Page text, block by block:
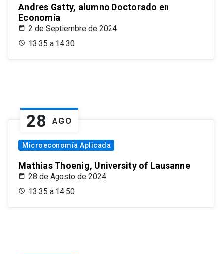
Andres Gatty, alumno Doctorado en
Economía
2 de Septiembre de 2024
13:35 a 14:30
28 AGO
Microeconomía Aplicada
Mathias Thoenig, University of Lausanne
28 de Agosto de 2024
13:35 a 14:50